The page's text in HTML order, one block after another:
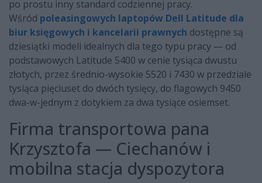
po prostu inny standard codziennej pracy.
Wśród poleasingowych laptopów Dell Latitude dla
biur księgowych i kancelarii prawnych dostępne są
dziesiątki modeli idealnych dla tego typu pracy — od
podstawowych Latitude 5400 w cenie tysiąca dwustu
złotych, przez średnio-wysokie 5520 i 7430 w przedziale
tysiąca pięciuset do dwóch tysięcy, do flagowych 9450
dwa-w-jednym z dotykiem za dwa tysiące osiemset.
Firma transportowa pana
Krzysztofa — Ciechanów i
mobilna stacja dyspozytora